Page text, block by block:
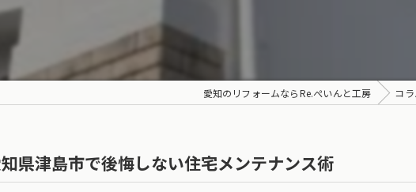
愛知のリフォームならRe.ぺいんと工房 コ
県津島市で後悔しない住宅メンテナンス術